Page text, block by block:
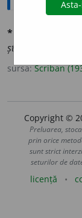
*heráldic
știința heraldică.
sursa:Scriban
Copyright ©
Preluarea,
prin orice
sunt strict
seturilor de
licență